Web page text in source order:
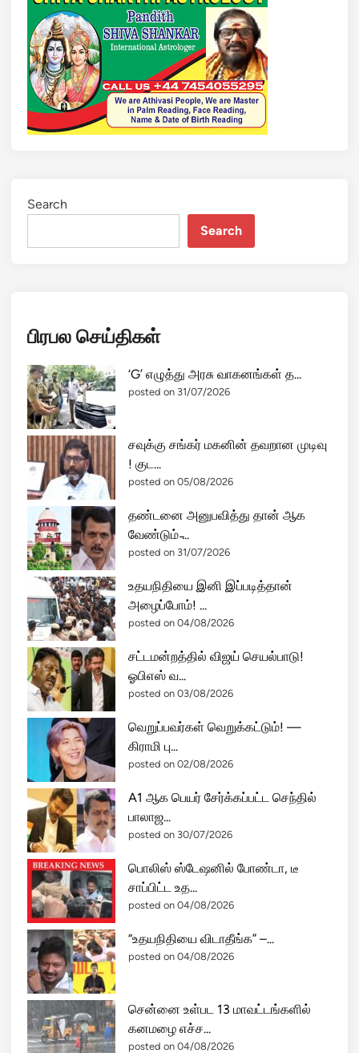
Search
Search
பிரபல செய்திகள்
‘G’ எழுத்து அரசு வாகனங்கள் த...
posted on 31/07/2026
சவுக்கு சங்கர் மகனின் தவறான முடிவு
! குட...
posted on 05/08/2026
தண்டனை அனுபவித்து தான் ஆக
வேண்டும் ̵...
posted on 31/07/2026
உதயநிதியை இனி இப்படித்தான்
அழைப்போம்! ...
posted on 04/08/2026
சட்டமன்றத்தில் விஜய் செயல்பாடு!
ஓபிஎஸ் வ...
posted on 03/08/2026
வெறுப்பவர்கள் வெறுக்கட்டும்! —
கிராமி பு...
posted on 02/08/2026
A1 ஆக பெயர் சேர்க்கப்பட்ட செந்தில்
பாலாஜ...
posted on 30/07/2026
பொலிஸ் ஸ்டேஷனில் போண்டா, டீ
சாப்பிட்ட உத...
posted on 04/08/2026
“உதயநிதியை விடாதீங்க” –...
posted on 04/08/2026
சென்னை உள்பட 13 மாவட்டங்களில்
கனமழை எச்ச...
posted on 04/08/2026